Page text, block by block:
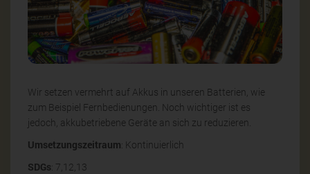
Wir setzen vermehrt auf Akkus in unseren Batterien, wie
zum Beispiel Fernbedienungen. Noch wichtiger ist es
jedoch, akkubetriebene Geräte an sich zu reduzieren.
Umsetzungszeitraum: Kontinuierlich
SDGs: 7,12,13